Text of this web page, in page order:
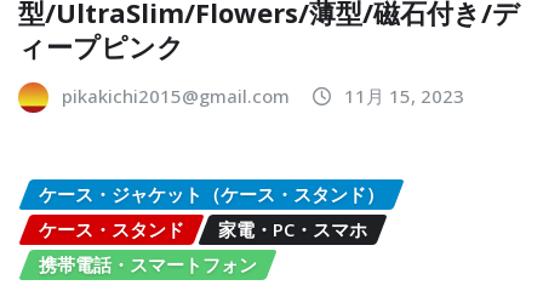
型/UltraSlim/Flowers/薄型/磁石付き/デ
ィープピンク
pikakichi2015@gmail.com 11月 15, 2023
ケース・ジャケット（ケース・スタンド）
ケース・スタンド
家電・PC・スマホ
携帯電話・スマートフォン